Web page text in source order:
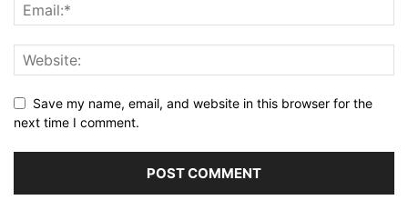
Save my name, email, and website in this browser for the
next time I comment.